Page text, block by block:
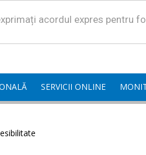
acordul expres pentru
SERVICII ONLINE